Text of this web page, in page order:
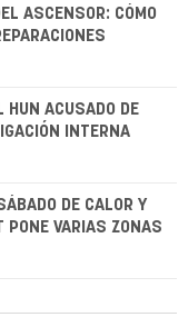
ASCENSOR: CÓMO
HUN ACUSADO DE
INTERNA
DE CALOR Y
PONE VARIAS ZONAS